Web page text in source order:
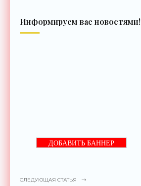
Информируем вас новостями!
ДОБАВИТЬ БАННЕР
СЛЕДУЮЩАЯ СТАТЬЯ